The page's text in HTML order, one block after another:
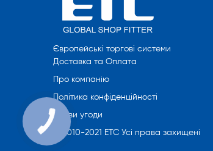
Європейські торгові системи
Доставка та Оплата
Про компанію
Політика конфіденційності
Умови угоди
© 2010-2021 ETC Усі права захищені